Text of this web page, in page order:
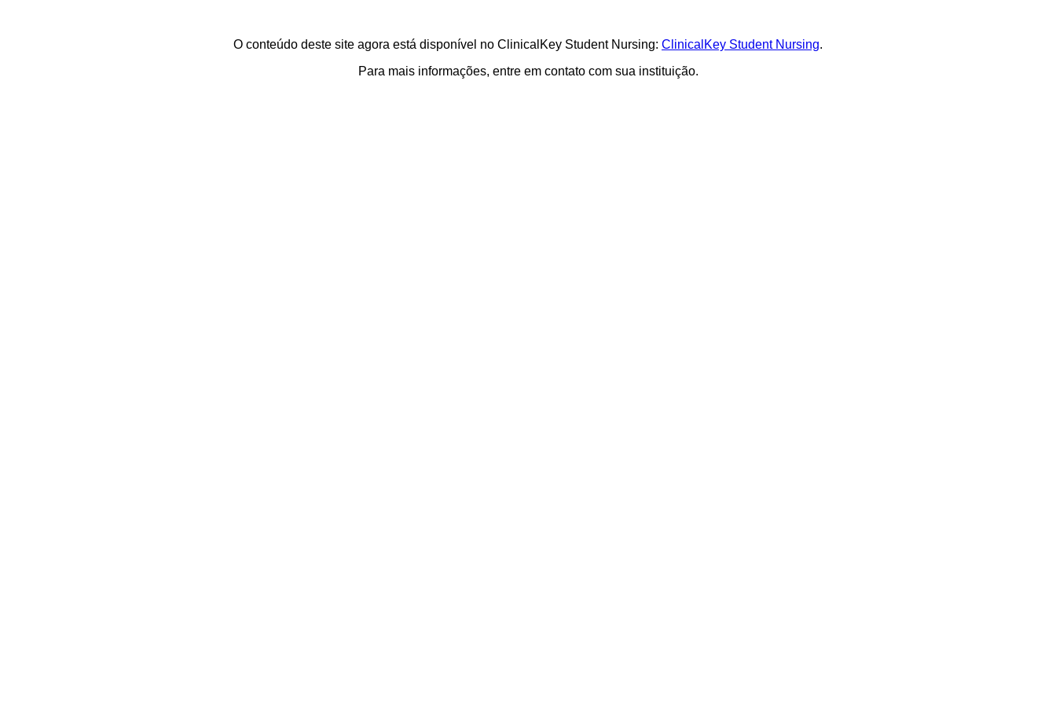
O conteúdo deste site agora está disponível no ClinicalKey Student Nursing: ClinicalKey Student Nursing.
Para mais informações, entre em contato com sua instituição.